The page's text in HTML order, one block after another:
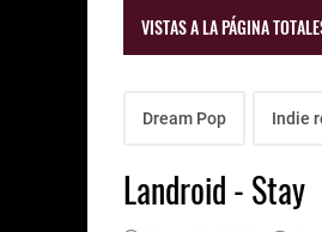
VISTAS A LA PÁGINA
Dream Pop Indie
Landroid - Stay